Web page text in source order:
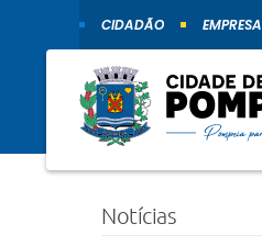
CIDADÃO EMPRESA
Notícias